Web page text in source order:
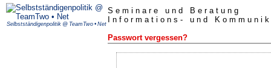
Seminare und Beratung
Informations- und
Selbstständigenpolitik @ TeamTwo • Net
Passwort vergessen?